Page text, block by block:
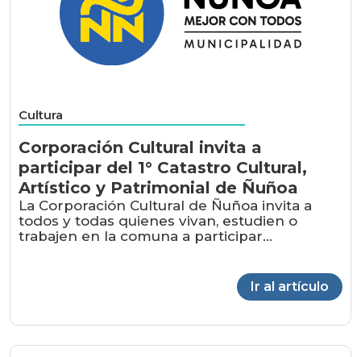
Cultura
Corporación Cultural invita a
participar del 1° Catastro Cultural,
Artístico y Patrimonial de Ñuñoa
La Corporación Cultural de Ñuñoa invita a
todos y todas quienes vivan, estudien o
trabajen en la comuna a participar...
Ir al artículo